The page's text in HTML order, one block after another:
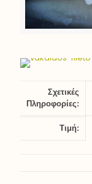
Σχετικές
Πληροφορίες:
Τιμή: